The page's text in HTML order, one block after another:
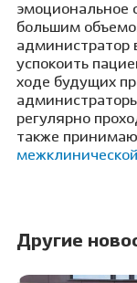
эмоциональное
большим
администратор
успокоить
ходе будущих
регулярно
также
Другие